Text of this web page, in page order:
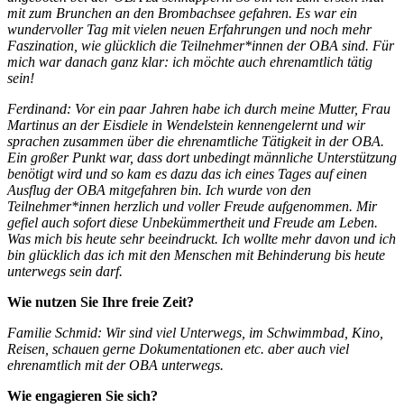
mit zum Brunchen an den Brombachsee gefahren. Es war ein
wundervoller Tag mit vielen neuen Erfahrungen und noch mehr
Faszination, wie glücklich die Teilnehmer*innen der OBA sind. Für
mich war danach ganz klar: ich möchte auch ehrenamtlich tätig
sein!
Ferdinand: Vor ein paar Jahren habe ich durch meine Mutter, Frau
Martinus an der Eisdiele in Wendelstein kennengelernt und wir
sprachen zusammen über die ehrenamtliche Tätigkeit in der OBA.
Ein großer Punkt war, dass dort unbedingt männliche Unterstützung
benötigt wird und so kam es dazu das ich eines Tages auf einen
Ausflug der OBA mitgefahren bin. Ich wurde von den
Teilnehmer*innen herzlich und voller Freude aufgenommen. Mir
gefiel auch sofort diese Unbekümmertheit und Freude am Leben.
Was mich bis heute sehr beeindruckt. Ich wollte mehr davon und ich
bin glücklich das ich mit den Menschen mit Behinderung bis heute
unterwegs sein darf.
Wie nutzen Sie Ihre freie Zeit?
Familie Schmid: Wir sind viel Unterwegs, im Schwimmbad, Kino,
Reisen, schauen gerne Dokumentationen etc. aber auch viel
ehrenamtlich mit der OBA unterwegs.
Wie engagieren Sie sich?